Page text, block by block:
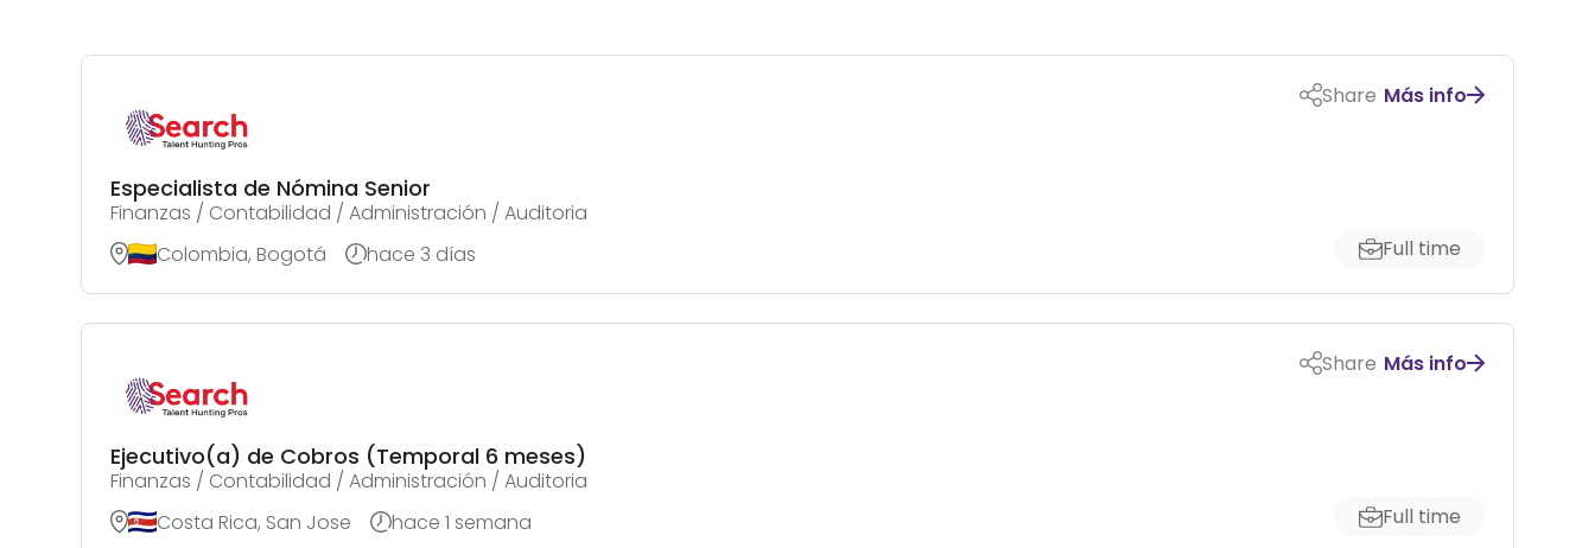
Especialista de Nómina Senior
Finanzas / Contabilidad / Administración / Auditoria
Colombia, Bogotá
hace 3 días
Share Más info
Full time
Ejecutivo(a) de Cobros (Temporal 6 meses)
Finanzas / Contabilidad / Administración / Auditoria
Costa Rica, San Jose
hace 1 semana
Share Más info
Full time